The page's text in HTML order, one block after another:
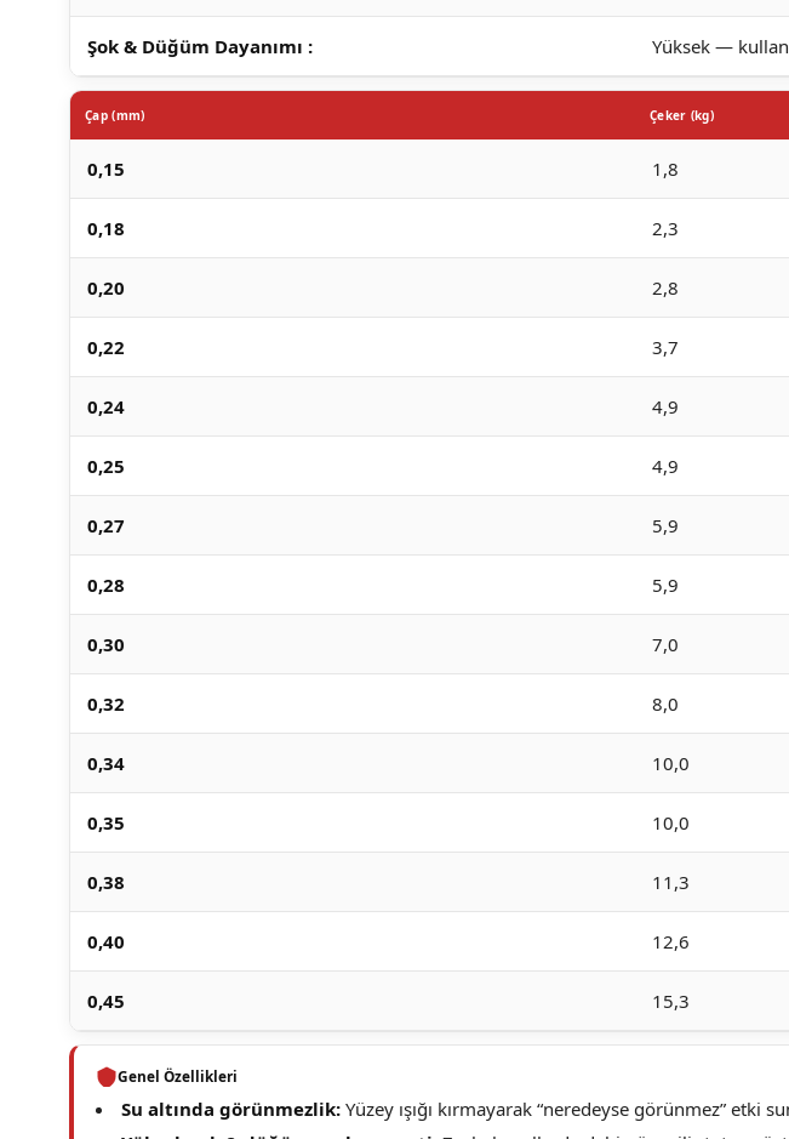
Şok & Düğüm Dayanımı : Yüksek —
Çap (mm) Çeker (kg)
0,15 1,8
0,18 2,3
0,20 2,8
0,22 3,7
0,24 4,9
0,25 4,9
0,27 5,9
0,28 5,9
0,30 7,0
0,32 8,0
0,34 10,0
0,35 10,0
0,38 11,3
0,40 12,6
0,45 15,3
Genel Özellikleri
Su altında görünmezlik: Yüzey ışığı kırmayarak “neredeyse görünmez” etki